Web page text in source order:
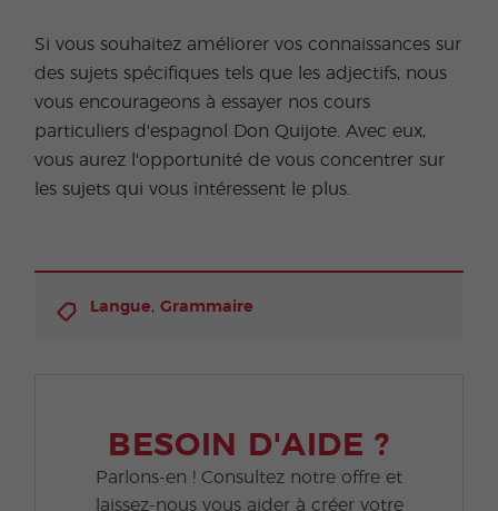
Si vous souhaitez améliorer vos connaissances sur
des sujets spécifiques tels que les adjectifs, nous
vous encourageons à essayer nos cours
particuliers d'espagnol Don Quijote. Avec eux,
vous aurez l'opportunité de vous concentrer sur
les sujets qui vous intéressent le plus.
Langue, Grammaire
BESOIN D'AIDE ?
Parlons-en ! Consultez notre offre et
laissez-nous vous aider à créer votre